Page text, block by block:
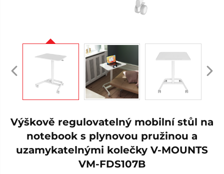
Výškově regulovatelný mobilní stůl na
notebook s plynovou pružinou a
uzamykatelnými kolečky V-MOUNTS
VM-FDS107B